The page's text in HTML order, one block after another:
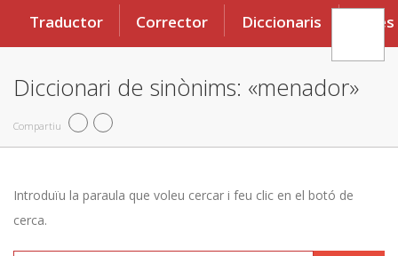
Traductor Corrector Diccionaris Eines
Diccionari de sinònims: «menador»
Compartiu
Introduïu la paraula que voleu cercar i feu clic en el botó de
cerca.